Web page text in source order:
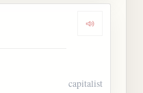
Dengarkan
capitalist